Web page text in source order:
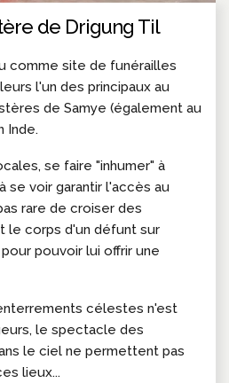
de Drigung Til
comme site de funérailles
l'un des principaux au
de Samye (également au
Inde.
se faire "inhumer" à
se voir garantir l'accès au
rare de croiser des
le corps d'un défunt sur
pouvoir lui offrir une
célestes n'est
le spectacle des
le ciel ne permettent pas
lieux...